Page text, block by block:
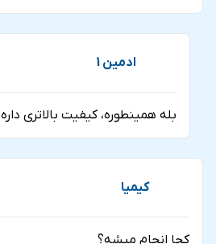
ادمین 1
بله همینطوره، کیفیت بالاتری داره
کیمیا
کجا انجام میشه؟